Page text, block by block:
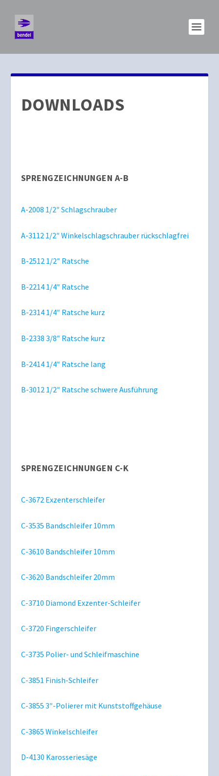
DOWNLOADS
SPRENGZEICHNUNGEN A-B
A-2008 1/2″ Schlagschrauber
A-3112 1/2″ Winkelschlagschrauber rückschlagfrei
B-2512 1/2″ Ratsche
B-2214 1/4″ Ratsche
B-2314 1/4″ Ratsche kurz
B-2338 3/8″ Ratsche kurz
B-2414 1/4″ Ratsche lang
B-3012 1/2″ Ratsche schwere Ausführung
SPRENGZEICHNUNGEN C-K
C-3672 Exzenterschleifer
C-3535 Bandschleifer 10mm
C-3610 Bandschleifer 10mm
C-3620 Bandschleifer 20mm
C-3710 Diamond Exzenter-Schleifer
C-3720 Fingerschleifer
C-3735 Polier- und Schleifmaschine
C-3851 Finish-Schleifer
C-3855 3″-Polierer mit Kunststoffgehäuse
C-3865 Winkelschleifer
D-4130 Karosseriesäge